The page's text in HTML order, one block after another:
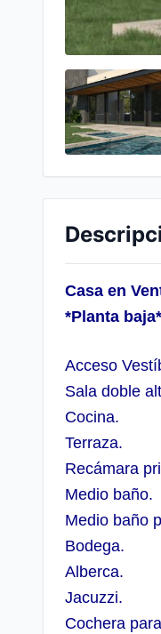
Casa en
*Planta baja*
Acceso
Sala doble
Cocina.
Terraza.
Recámara
Medio baño.
Medio baño
Bodega.
Alberca.
Jacuzzi.
Cochera